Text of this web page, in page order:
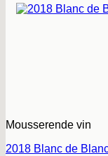
Mousserende vin
2018 Blanc de